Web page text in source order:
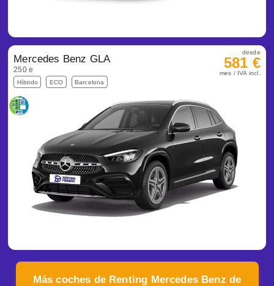
Mercedes Benz GLA
250 e
Híbrido ECO Barcelona
desde
581 €
mes / IVA incl.
Más coches de Renting Mercedes Benz de